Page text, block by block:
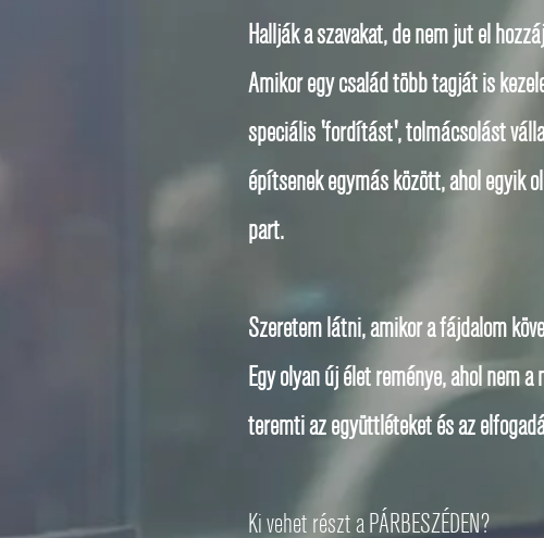
Hallják a szavakat, de nem jut el
Amikor egy család több tagját is
speciális 'fordítást', tolmácsolást
építsenek egymás között, ahol egyik
part.
Szeretem látni, amikor a fájdalom
Egy olyan új élet reménye, ahol nem
teremti az együttléteket és az
Ki vehet részt a PÁRBESZÉDEN?